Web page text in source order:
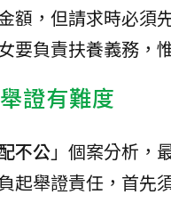
額，但請求時必須
要負責扶養義務，
證有難度
不公」個案分析，
起舉證責任，首先